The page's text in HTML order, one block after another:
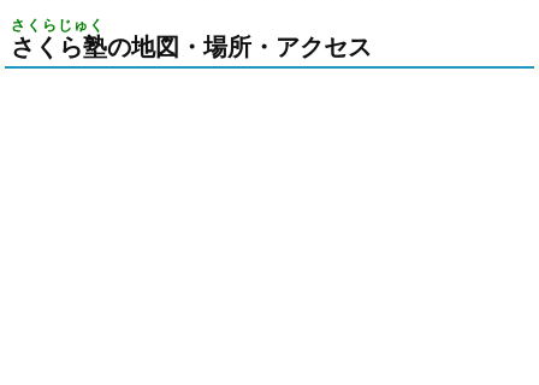
さくらじゅく
さくら塾の地図・場所・アクセス